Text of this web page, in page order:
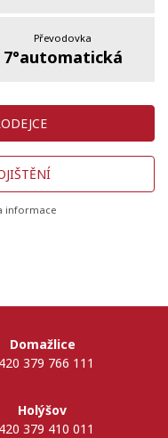
Převodovka
7°automatická
informace
Domažlice
379 766 111
Holýšov
379 410 011